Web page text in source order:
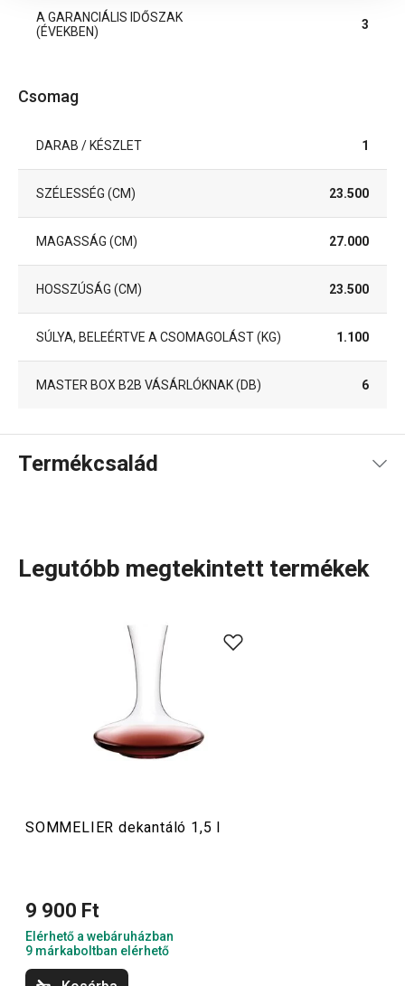
A GARANCIÁLIS IDŐSZAK
(ÉVEKBEN)
3
Csomag
DARAB / KÉSZLET 1
SZÉLESSÉG (CM) 23.500
MAGASSÁG (CM) 27.000
HOSSZÚSÁG (CM) 23.500
SÚLYA, BELEÉRTVE A CSOMAGOLÁST (KG) 1.100
MASTER BOX B2B VÁSÁRLÓKNAK (DB) 6
Termékcsalád
SOMMELIER dekantáló 1,5 l
Legutóbb megtekintett termékek
SOMMELIER dekantáló 1,5 l
9 900 Ft
Elérhető a webáruházban
9 márkaboltban elérhető